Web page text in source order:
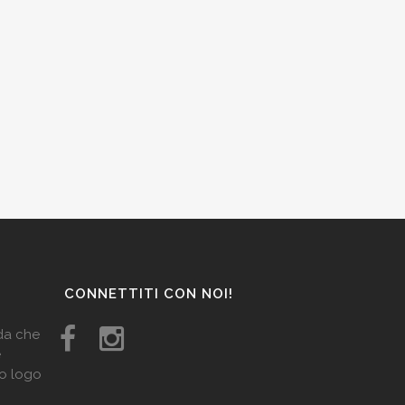
che
logo
CONNETTITI CON NOI!